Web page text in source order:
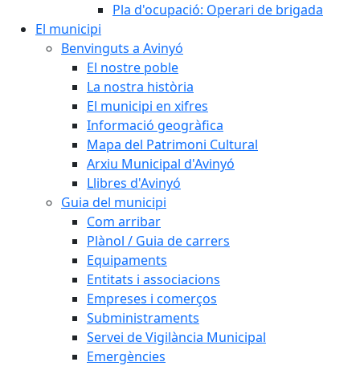
Pla d'ocupació: Operari de brigada
El municipi
Benvinguts a Avinyó
El nostre poble
La nostra història
El municipi en xifres
Informació geogràfica
Mapa del Patrimoni Cultural
Arxiu Municipal d'Avinyó
Llibres d'Avinyó
Guia del municipi
Com arribar
Plànol / Guia de carrers
Equipaments
Entitats i associacions
Empreses i comerços
Subministraments
Servei de Vigilància Municipal
Emergències